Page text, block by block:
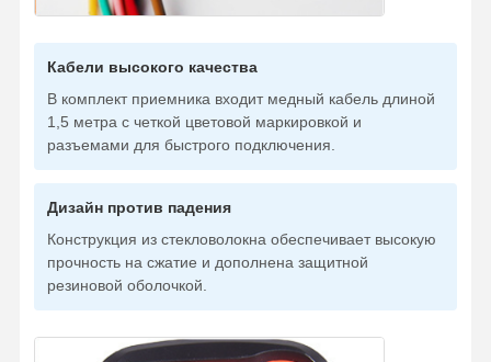
Кабели высокого качества
В комплект приемника входит медный кабель длиной
1,5 метра с четкой цветовой маркировкой и
разъемами для быстрого подключения.
Дизайн против падения
Конструкция из стекловолокна обеспечивает высокую
прочность на сжатие и дополнена защитной
резиновой оболочкой.